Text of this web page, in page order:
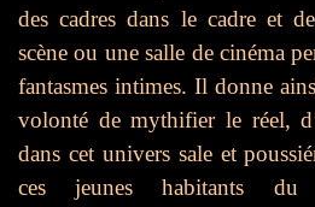
des cadres dans le cadre et
scène ou une salle de cinéma
fantasmes intimes. Il donne
volonté de mythifier le réel,
dans cet univers sale et
ces jeunes habitants